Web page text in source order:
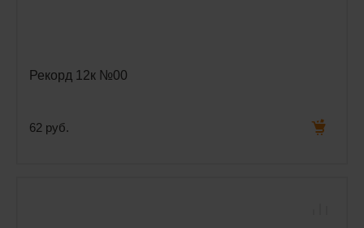
Рекорд 12к №00
62 руб.